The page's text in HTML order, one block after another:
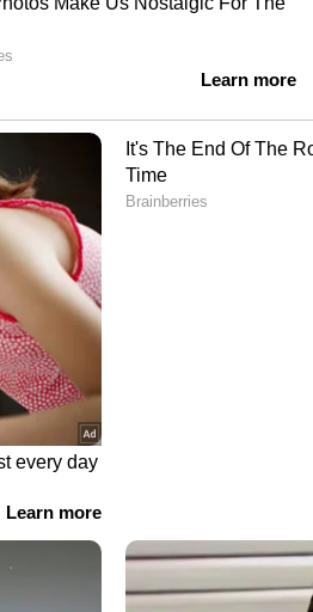
സെല്ലിങ്ങ് പട്ടം ഉറുസിന്
യൂണിറ്റ് ഉറുസ്
80 ശതമാനം പേരും
പറയുന്നു. അടുത്തിടെ .
ലംബോര്‍ഗിനി ഉറൂസ്